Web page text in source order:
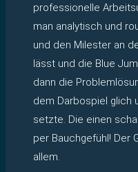
professionelle
man analytisch und
und den Milester an
lässt und die Blue
dann die
dem Darbospiel glich
setzte. Die einen
per Bauchgefühl! Der
allem.